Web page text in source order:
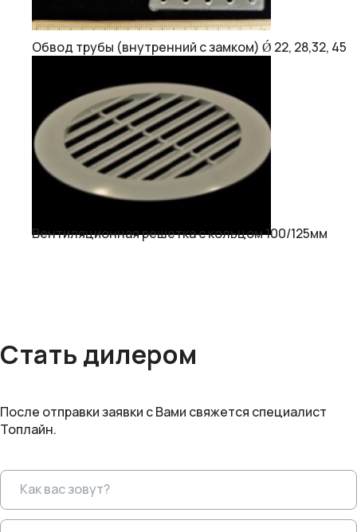
Обвод трубы (внутренний с замком) Ǿ 22, 28,32, 45
Вентиляционная решетка с кольцом 100/125мм
Стать дилером
После отправки заявки с Вами свяжется специалист
Топлайн.